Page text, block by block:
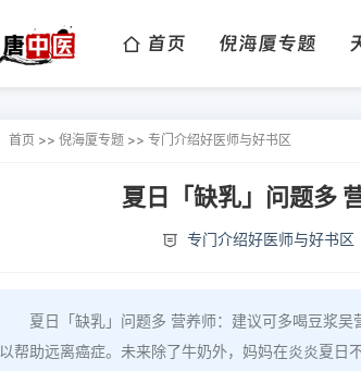
首页 倪海厦专题
首页 >> 倪海厦专题 >> 专门介绍好医师与好书区
夏日「缺乳」问题多
专门介绍好医师与好书区
夏日「缺乳」问题多 营养师：建议可多喝豆浆
以帮助远离癌症。未来除了牛奶外，妈妈在炎炎夏日